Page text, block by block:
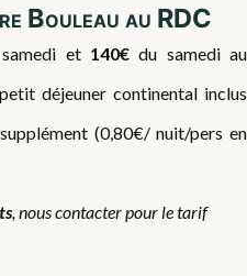
Bouleau au RDC
et 140€du samedi au
déjeuner continental inclus
(0,80€/ nuit/pers en
, nous contacter pour le tarif